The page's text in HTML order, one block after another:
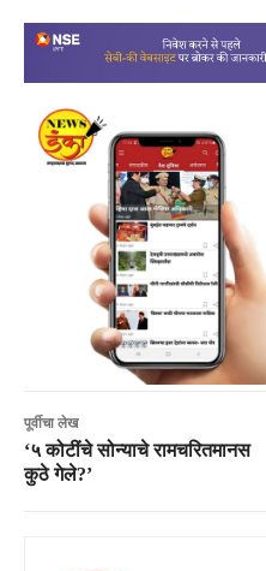
पूर्वीचा लेख
‘५ कोटींचे सोन्याचे रामचरितमानस
कुठे गेले?’